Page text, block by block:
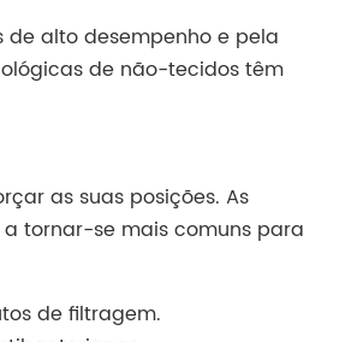
alto desempenho e pela
de não-tecidos têm
as suas posições. As
tornar-se mais comuns para
de filtragem.